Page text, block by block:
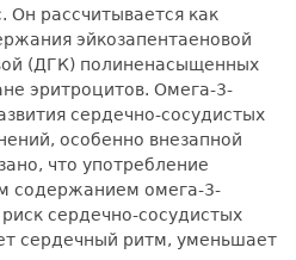
Он рассчитывается как
эйкозапентаеновой
(ДГК) полиненасыщенных
эритроцитов. Омега-3-
сердечно-сосудистых
особенно внезапной
что употребление
содержанием омега-3-
сердечно-сосудистых
сердечный ритм, уменьшает